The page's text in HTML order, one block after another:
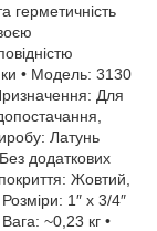
герметичність
• Модель: 3130
Для
Латунь
додаткових
Жовтий,
1″ x 3/4″
~0,23 кг •